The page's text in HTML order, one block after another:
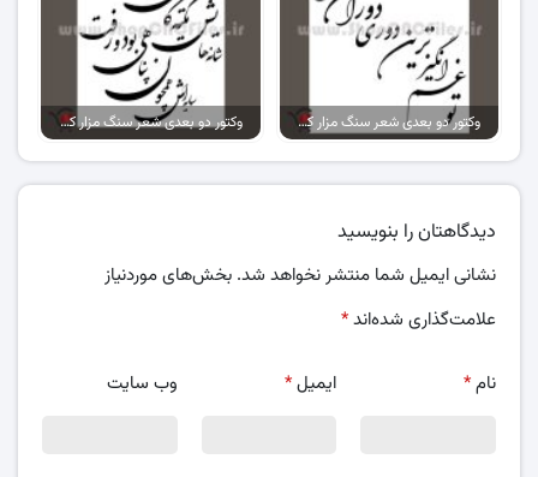
وکتور دو بعدی شعر سنگ مزار کد 05 وکتور دو بعدی شعر سنگ مزار کد 03
دیدگاهتان را بنویسید
نشانی ایمیل شما منتشر نخواهد شد. بخش‌های موردنیاز
علامت‌گذاری شده‌اند*
نام* ایمیل* وب‌ سایت